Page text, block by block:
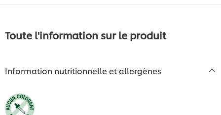
Toute l'information sur le produit
Information nutritionnelle et allergènes